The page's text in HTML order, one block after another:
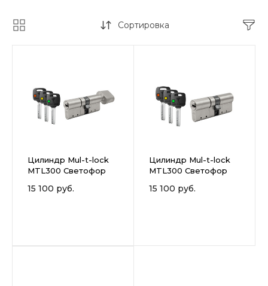
Сортировка
Цилиндр Mul-t-lock
MTL300 Светофор
15 100 руб.
Цилиндр Mul-t-lock
MTL300 Светофор
15 100 руб.